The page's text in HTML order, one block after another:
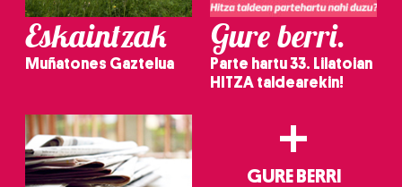
Eskaintzak
Muñatones Gaztelua
Gure berri.
Parte hartu 33. Lilatoian
HITZA taldearekin!
+
GURE BERRI